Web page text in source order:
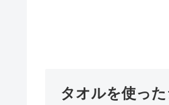
タオルを使っ